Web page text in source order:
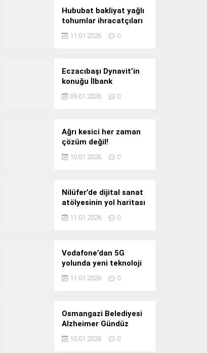
Hububat bakliyat yağlı
tohumlar ihracatçıları
Güney Kore yolcusu
11.01.2026 0
Eczacıbaşı Dynavit’in
konuğu İlbank
09.01.2026 0
Ağrı kesici her zaman
çözüm değil!
10.01.2026 0
Nilüfer’de dijital sanat
atölyesinin yol haritası
konuşuldu
11.01.2026 0
Vodafone’dan 5G
yolunda yeni teknoloji
yatırımı
11.01.2026 0
Osmangazi Belediyesi
Alzheimer Gündüz
Bakım Evi 3. Yılını
Kutladı
10.01.2026 0